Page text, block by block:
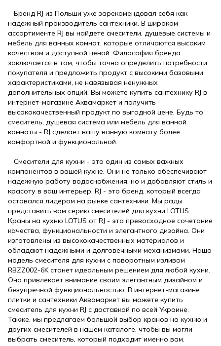
Бренд RJ из Польши уже зарекомендовал себя как
надежный производитель сантехники. В широком
ассортименте RJ вы найдете смесители, душевые системы и
мебель для ванных комнат, которые отличаются высоким
качеством и доступной ценой. Философия бренда
заключается в том, чтобы точно определить потребности
покупателя и предложить продукт с высокими базовыми
характеристиками, не навязывая ненужных
дополнительных опций. Вы можете купить сантехнику RJ в
интернет-магазине Аквамаркет и получить
высококачественный продукт по выгодной цене. Будь то
смеситель, душевая система или мебель для ванной
комнаты - RJ сделает вашу ванную комнату более
комфортной и функциональной.
Смесители для кухни - это один из самых важных
компонентов в вашей кухне. Они не только обеспечивают
надежную работу водоснабжения, но и добавляют стиль и
красоту в ваш интерьер. RJ - это бренд, который всегда
оставался лидером на рынке сантехники. Мы рады
представить вам серию смесителей для кухни LOTUS .
Краны на кухню LOTUS от RJ - это превосходное сочетание
качества, функциональности и элегантного дизайна. Они
изготовлены из высококачественных материалов и
обладают надежными и долговечными механизмами. Наша
модель смесителя для кухни с поворотным изливом
RBZZ002-6K станет идеальным решением для любой кухни.
Она привлекает внимание своим элегантным дизайном и
безупречной функциональностью. В интернет-магазине
плитки и сантехники Аквамаркет вы можете купить
смеситель для кухни RJ с доставкой по всей Украине.
Также, мы предлагаем большой выбор кранов на кухню и
других смесителей в нашем каталоге, чтобы вы могли
выбрать смеситель, который подходит именно вам.